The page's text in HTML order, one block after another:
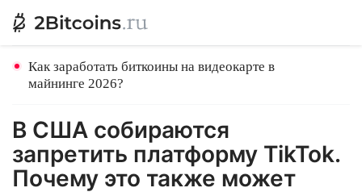
Как заработать биткоины на видеокарте в
майнинге 2026?
В США собираются
запретить платформу TikTok.
Почему это также может